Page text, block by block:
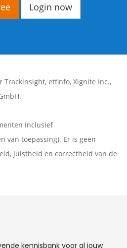
Login now
Trackinsight, etfinfo, Xignite Inc.,
inclusief
van toepassing). Er is geen
juistheid en correctheid van de